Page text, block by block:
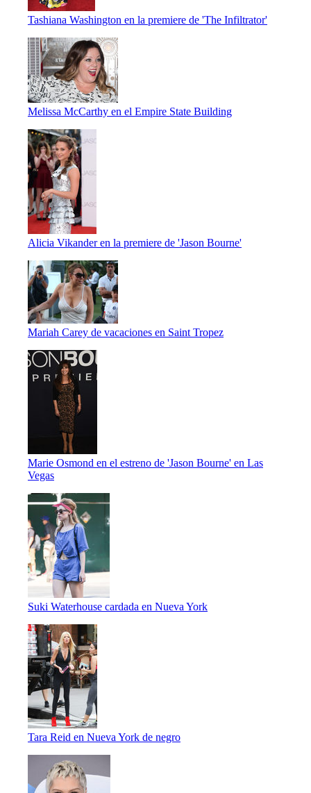
Tashiana Washington en la premiere de 'The Infiltrator'
Melissa McCarthy en el Empire State Building
Alicia Vikander en la premiere de 'Jason Bourne'
Mariah Carey de vacaciones en Saint Tropez
Marie Osmond en el estreno de 'Jason Bourne' en Las
Vegas
Suki Waterhouse cardada en Nueva York
Tara Reid en Nueva York de negro